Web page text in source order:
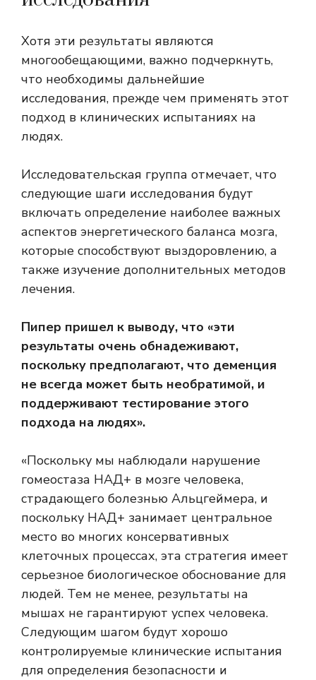
Хотя эти результаты являются
многообещающими, важно подчеркнуть,
что необходимы дальнейшие
исследования, прежде чем применять этот
подход в клинических испытаниях на
людях.
Исследовательская группа отмечает, что
следующие шаги исследования будут
включать определение наиболее важных
аспектов энергетического баланса мозга,
которые способствуют выздоровлению, а
также изучение дополнительных методов
лечения.
Пипер пришел к выводу, что «эти
результаты очень обнадеживают,
поскольку предполагают, что деменция
не всегда может быть необратимой, и
поддерживают тестирование этого
подхода на людях».
«Поскольку мы наблюдали нарушение
гомеостаза НАД+ в мозге человека,
страдающего болезнью Альцгеймера, и
поскольку НАД+ занимает центральное
место во многих консервативных
клеточных процессах, эта стратегия имеет
серьезное биологическое обоснование для
людей. Тем не менее, результаты на
мышах не гарантируют успех человека.
Следующим шагом будут хорошо
контролируемые клинические испытания
для определения безопасности и